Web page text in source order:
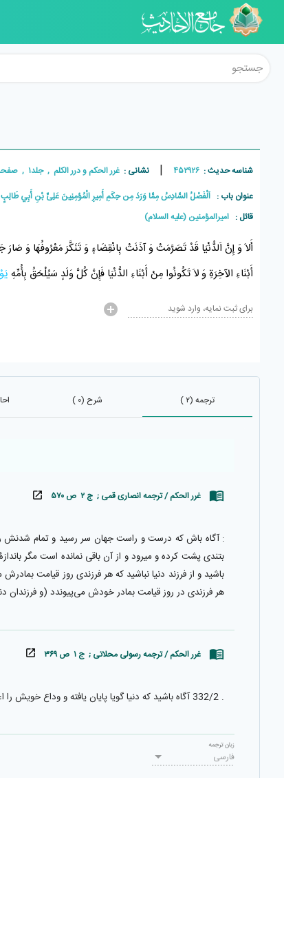
شناسه حدیث : ۴۵۲۹۲۶ | نشانی : غرر الحکم و درر الکلم , جلد۱ , صفحه۱۷۷
عنوان باب : اَلْفَصْلُ السَّادِسُ مِمَّا وَرَدَ مِن حِكَمِ أَمِيرِ الْمُؤمِنِينَ عَلِىِّ بْنِ أَبِي طَالِبٍ
قائل : امیرالمؤمنین (علیه السلام)
أَلاَ وَ إِنَّ اَلدُّنْيَا قَدْ تَصَرَّمَتْ وَ آذَنَتْ بِانْقِضَاءٍ وَ تَنَكَّرَ مَعْرُوفُهَا وَ صَارَ
أَبْنَاءِ الآخِرَةِ وَ لاَ تَكُونُوا مِنْ أَبْنَاءِ الدُّنْيَا فَإِنَّ كُلَّ وَلَدٍ سَيُلْحَقُ بِأُمِّهِ
برای ثبت نمایه، وارد شوید
ترجمه (۲ ) شرح (۰ )
غرر الحکم / ترجمه انصاری قمی ; ج ۲ ص ۵۷۰
: آگاه باش كه درست و راست جهان سر رسيد و تمام شدنش
باشيد و از فرزند دنيا نباشيد كه هر فرزندى روز قيامت بمادرش
هر فرزندى در روز قيامت بمادر خودش مى‌پيوندد (و فرزندان
غرر الحکم / ترجمه رسولی محلاتی ; ج ۱ ص ۳۶۹
. 332/2 آگاه باشيد كه دنيا گويا پايان يافته و وداع خويش را اعلام داشته، معروف آن منكر گشته و تازۀ آن كهنه شده، و فربه آن لاغر گرديده است.
فارسی
زبان ترجمه